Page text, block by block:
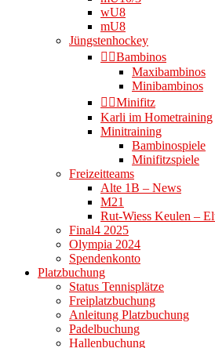
wU8
mU8
Jüngstenhockey
👉🏻Bambinos
Maxibambinos
Minibambinos
👉🏻Minifitz
Karli im Hometraining
Minitraining
Bambinospiele
Minifitzspiele
Freizeitteams
Alte 1B – News
M21
Rut-Wiess Keulen –
Final4 2025
Olympia 2024
Spendenkonto
Platzbuchung
Status Tennisplätze
Freiplatzbuchung
Anleitung Platzbuchung
Padelbuchung
Hallenbuchung